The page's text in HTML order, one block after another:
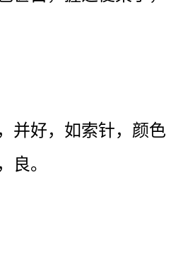
并好，如索针，颜色
良。